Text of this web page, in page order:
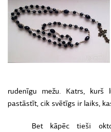
rudenīgu mežu. Katrs, kurš
pastāstīt, cik svētīgs ir laiks,
Bet kāpēc tieši